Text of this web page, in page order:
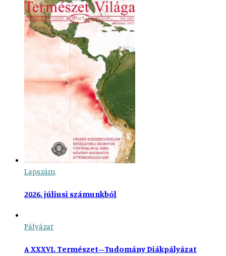
Lapszám
2026. júliusi számunkból
Pályázat
A XXXVI. Természet–Tudomány Diákpályázat